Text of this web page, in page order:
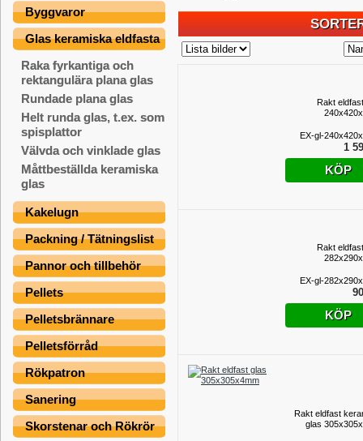
Byggvaror
Glas keramiska eldfasta
Raka fyrkantiga och
rektangulära plana glas
Rundade plana glas
Helt runda glas, t.ex. som
spisplattor
Välvda och vinklade glas
Måttbeställda keramiska
glas
Kakelugn
Packning / Tätningslist
Pannor och tillbehör
Pellets
Pelletsbrännare
Pelletsförråd
Rökpatron
Sanering
Skorstenar och Rökrör
Rakt
EX-gl-
1
KÖP
Rakt
EX-gl-
KÖP
Rakt eldfast
glas